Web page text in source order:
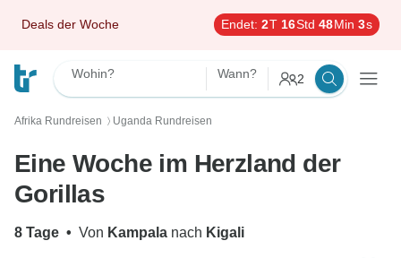
Deals der Woche Endet: 2T 16Std 48Min 2s
Wohin? Wann? 2
Afrika Rundreisen 〉 Uganda Rundreisen
Eine Woche im Herzland der
Gorillas
8 Tage • Von Kampala nach Kigali